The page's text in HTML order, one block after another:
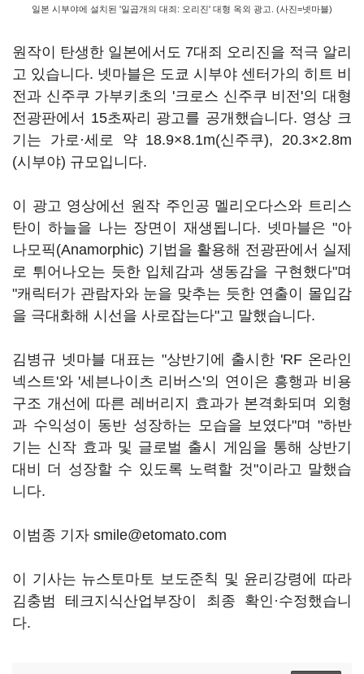
일본 시부야에 설치된 '일곱개의 대죄: 오리진' 대형 옥외 광고. (사진=넷마블)
원작이 탄생한 일본에서도 7대죄 오리진을 적극 알리
고 있습니다. 넷마블은 도쿄 시부야 센터가의 히트 비
전과 신주쿠 가부키초의 '크로스 신주쿠 비전'의 대형
전광판에서 15초짜리 광고를 공개했습니다. 영상 크
기는 가로·세로 약 18.9×8.1m(신주쿠), 20.3×2.8m
(시부야) 규모입니다.
이 광고 영상에선 원작 주인공 멜리오다스와 트리스
탄이 하늘을 나는 장면이 재생됩니다. 넷마블은 "아
나모픽(Anamorphic) 기법을 활용해 전광판에서 실제
로 튀어나오는 듯한 입체감과 생동감을 구현했다"며
"캐릭터가 관람자와 눈을 맞추는 듯한 연출이 몰입감
을 극대화해 시선을 사로잡는다"고 말했습니다.
김병규 넷마블 대표는 "상반기에 출시한 'RF 온라인
넥스트'와 '세븐나이츠 리버스'의 연이은 흥행과 비용
구조 개선에 따른 레버리지 효과가 본격화되며 외형
과 수익성이 동반 성장하는 모습을 보였다"며 "하반
기는 신작 효과 및 글로벌 출시 게임을 통해 상반기
대비 더 성장할 수 있도록 노력할 것"이라고 말했습
니다.
이범종 기자 smile@etomato.com
이 기사는 뉴스토마토 보도준칙 및 윤리강령에 따라
김충범 테크지식산업부장이 최종 확인·수정했습니
다.